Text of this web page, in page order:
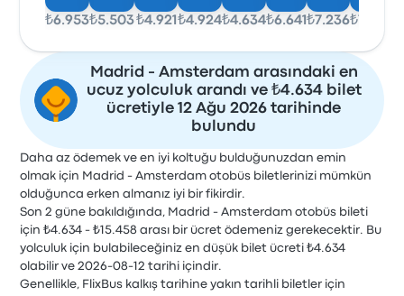
₺6.953₺5.503₺4.921 ₺4.924₺4.634₺6.641₺7.236₺7.498
Madrid - Amsterdam arasındaki en
ucuz yolculuk arandı ve ₺4.634 bilet
ücretiyle 12 Ağu 2026 tarihinde
bulundu
Daha az ödemek ve en iyi koltuğu bulduğunuzdan emin
olmak için Madrid - Amsterdam otobüs biletlerinizi mümkün
olduğunca erken almanız iyi bir fikirdir.
Son 2 güne bakıldığında, Madrid - Amsterdam otobüs bileti
için ₺4.634 - ₺15.458 arası bir ücret ödemeniz gerekecektir. Bu
yolculuk için bulabileceğiniz en düşük bilet ücreti ₺4.634
olabilir ve 2026-08-12 tarihi içindir.
Genellikle, FlixBus kalkış tarihine yakın tarihli biletler için